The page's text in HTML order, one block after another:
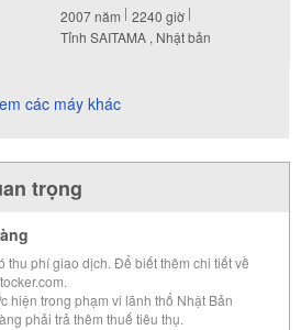
2007năm 2240 giờ
Tỉnh SAITAMA , Nhật bản
các máy khác
trọng
thu phí giao dịch. Để biết thêm chi tiết về
hiện trong phạm vi lãnh thổ Nhật Bản
phải trả thêm thuế tiêu thụ.